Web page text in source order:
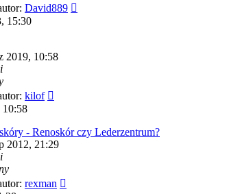
David889
15:30
2019, 10:58
kilof
10:58
- Renoskór czy Lederzentrum?
2012, 21:29
rexman